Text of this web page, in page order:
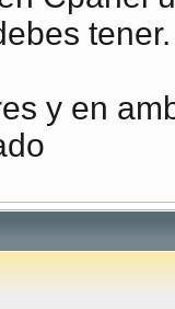
tener.
y en